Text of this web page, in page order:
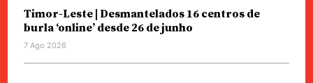
Timor-Leste | Desmantelados 16 centros de
burla ‘online’ desde 26 de junho
7 Ago 2026